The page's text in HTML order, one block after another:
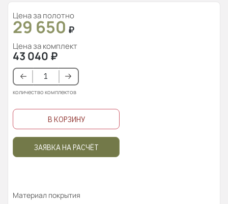
Цена за полотно
29 650 ₽
Цена за комплект
43 040 ₽
количество комплектов
В КОРЗИНУ
ЗАЯВКА НА РАСЧЁТ
Материал покрытия